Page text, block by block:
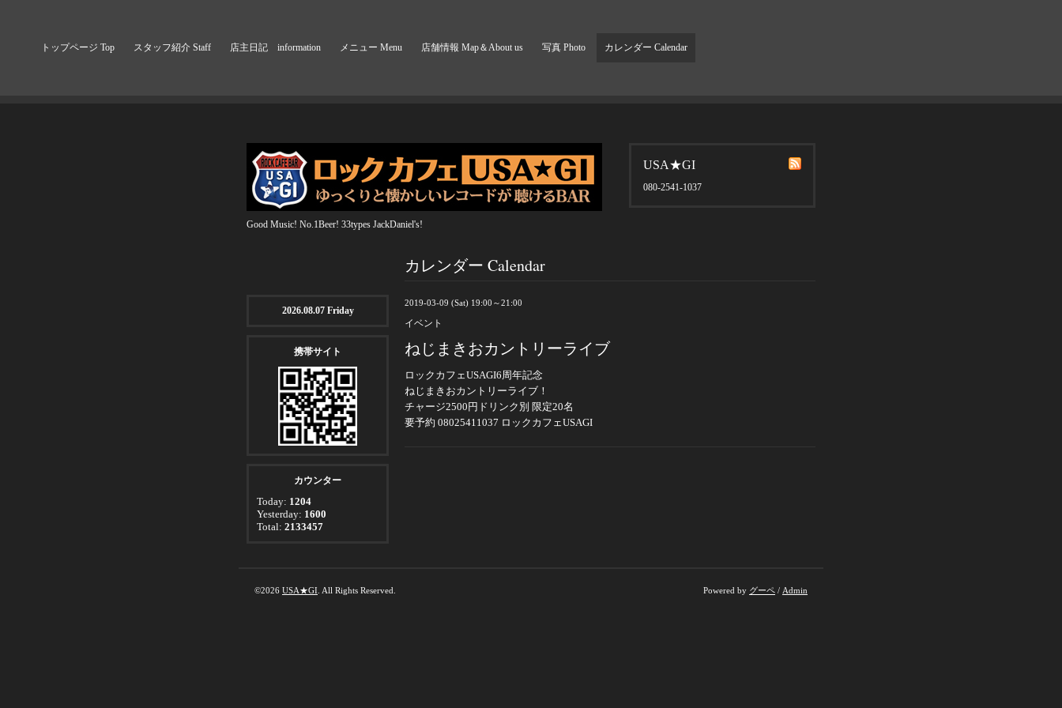
トップページ Top スタッフ紹介 Staff 店主日記 information メニュー Menu 店舗情報 Map＆About us 写真 Photo カレンダー Calendar
USA★GI
080-2541-1037
Good Music! No.1Beer! 33types JackDaniel's!
カレンダー Calendar
2019-03-09 (Sat) 19:00～21:00
イベント
ねじまきおカントリーライブ
ロックカフェUSAGI6周年記念
ねじまきおカントリーライブ！
チャージ2500円ドリンク別 限定20名
要予約 08025411037 ロックカフェUSAGI
2026.08.07 Friday
携帯サイト
カウンター
Today: 1204
Yesterday: 1600
Total: 2133457
©2026 USA★GI . All Rights Reserved. Powered by グーペ / Admin